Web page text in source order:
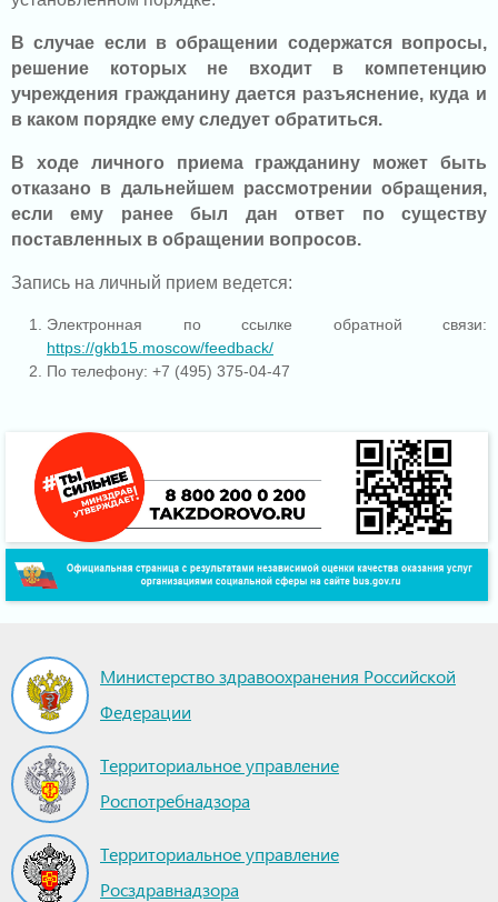
В случае если в обращении содержатся вопросы,
решение которых не входит в компетенцию
учреждения гражданину дается разъяснение, куда и
в каком порядке ему следует обратиться.
В ходе личного приема гражданину может быть
отказано в дальнейшем рассмотрении обращения,
если ему ранее был дан ответ по существу
поставленных в обращении вопросов.
Запись на личный прием ведется:
Электронная по ссылке обратной связи:
https://gkb15.moscow/feedback/
По телефону: +7 (495) 375-04-47
Министерство здравоохранения Российской
Федерации
Территориальное управление
Роспотребнадзора
Территориальное управление
Росздравнадзора